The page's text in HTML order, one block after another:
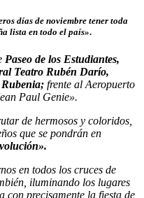
días de noviembre tener toda
lista en todo el país».
Paseo de los Estudiantes,
Teatro Rubén Darío,
Rubenia; frente al Aeropuerto
Paul Genie».
de hermosos y coloridos,
que se pondrán en
en todos los cruces de
iluminando los lugares
con precisamente la fiesta de